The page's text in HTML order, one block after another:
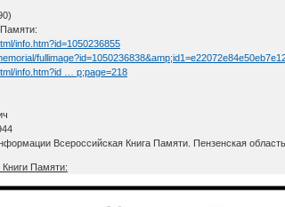
info.htm?id=1050236855
info.htm?id … p;page=218
Всероссийская Книга Памяти. Пензенская
Памяти: